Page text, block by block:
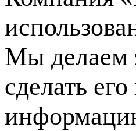
Мы делаем
сделать